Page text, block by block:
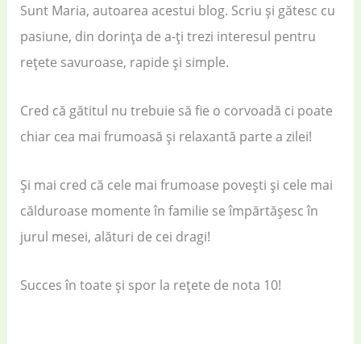
Sunt Maria, autoarea acestui blog. Scriu și gătesc cu
pasiune, din dorința de a-ți trezi interesul pentru
rețete savuroase, rapide și simple.
Cred că gătitul nu trebuie să fie o corvoadă ci poate
chiar cea mai frumoasă și relaxantă parte a zilei!
Și mai cred că cele mai frumoase povești și cele mai
călduroase momente în familie se împărtășesc în
jurul mesei, alături de cei dragi!
Succes în toate și spor la rețete de nota 10!